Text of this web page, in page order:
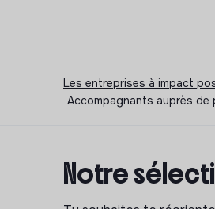
Les entreprises à impact
Accompagnants auprès
Notre